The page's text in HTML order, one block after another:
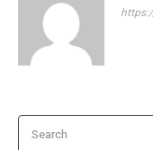
Search